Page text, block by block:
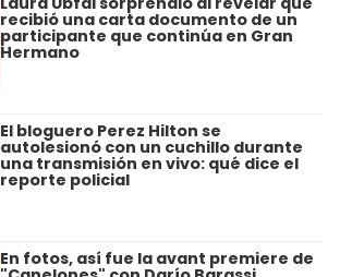
recibió una carta documento de un
participante que continúa en Gran
Hermano
El bloguero Perez Hilton se
autolesionó con un cuchillo durante
una transmisión en vivo: qué dice el
reporte policial
En fotos, así fue la avant premiere de